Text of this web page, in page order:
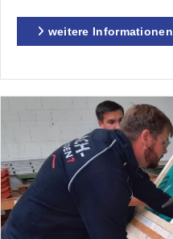
weitere Informationen